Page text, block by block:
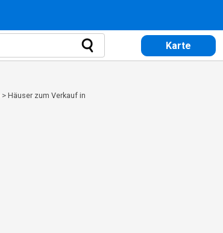
Karte
> Häuser zum Verkauf in